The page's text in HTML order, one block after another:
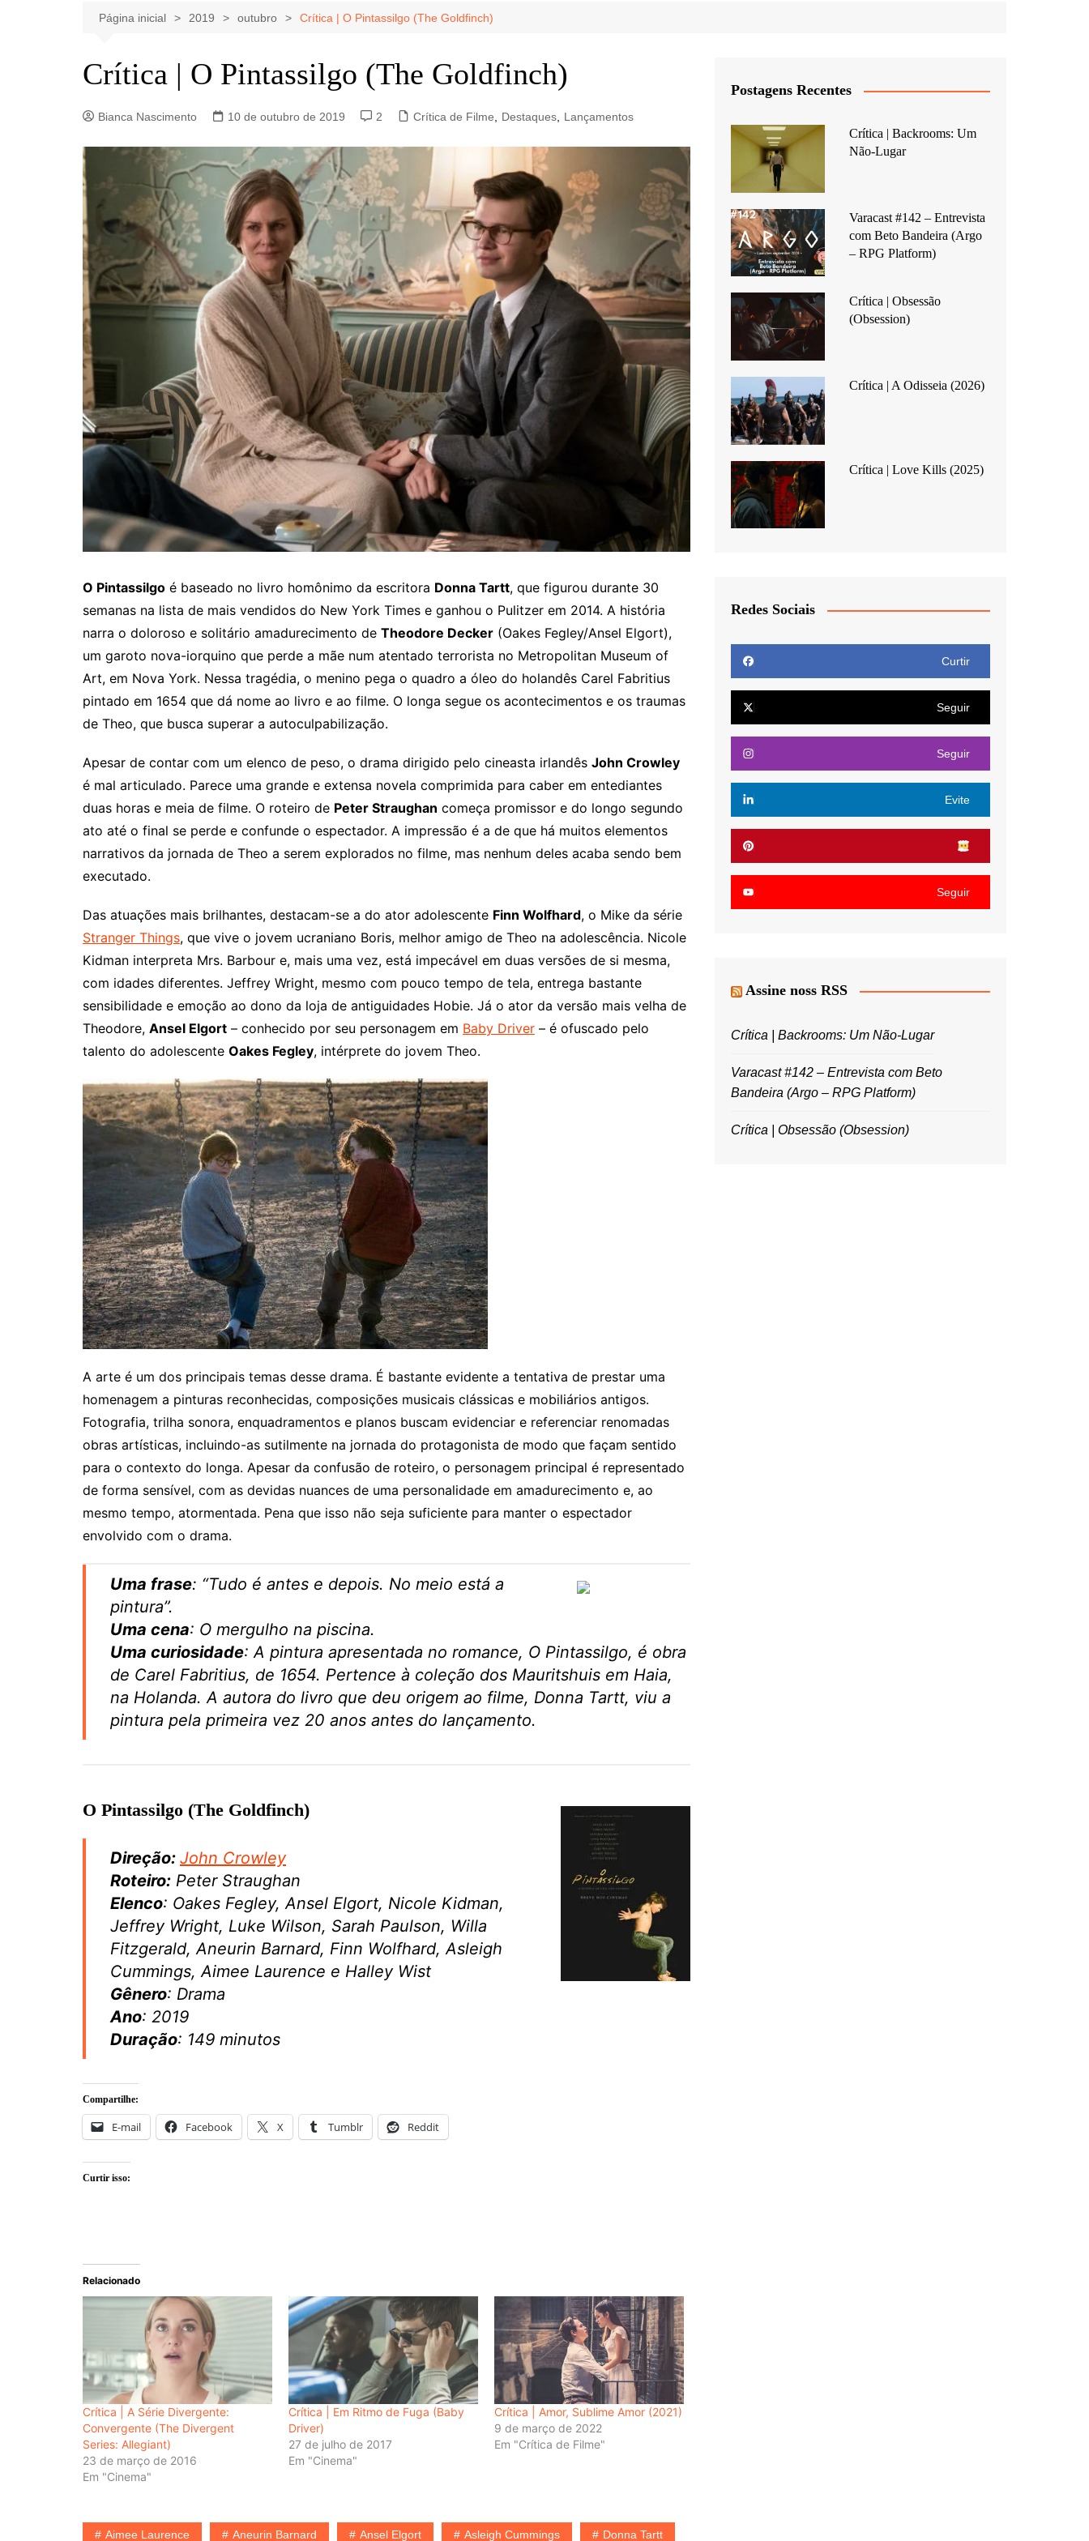
Celebridades
Música
Notícias
Clássicos
Livros
Game ReviewRadiola Torresmo
Umbivis
Página inicial 2019 outubro Crítica | O Pintassilgo (The Goldfinch)
Crítica | O Pintassilgo (The Goldfinch)
Bianca Nascimento 10 de outubro de 2019 2 Crítica de Filme Destaques Lançamentos
O Pintassilgo é baseado no livro homônimo da escritora Donna Tartt, que figurou durante 30
semanas na lista de mais vendidos do New York Times e ganhou o Pulitzer em 2014. A história
narra o doloroso e solitário amadurecimento de Theodore Decker (Oakes Fegley/Ansel Elgort),
um garoto nova-iorquino que perde a mãe num atentado terrorista no Metropolitan Museum of
Art, em Nova York. Nessa tragédia, o menino pega o quadro a óleo do holandês Carel Fabritius
pintado em 1654 que dá nome ao livro e ao filme. O longa segue os acontecimentos e os traumas
de Theo, que busca superar a autoculpabilização.
Apesar de contar com um elenco de peso, o drama dirigido pelo cineasta irlandês John Crowley
é mal articulado. Parece uma grande e extensa novela comprimida para caber em entediantes
duas horas e meia de filme. O roteiro de Peter Straughan começa promissor e do longo segundo
ato até o final se perde e confunde o espectador. A impressão é a de que há muitos elementos
narrativos da jornada de Theo a serem explorados no filme, mas nenhum deles acaba sendo bem
executado.
Das atuações mais brilhantes, destacam-se a do ator adolescente Finn Wolfhard, o Mike da série
Stranger Things, que vive o jovem ucraniano Boris, melhor amigo de Theo na adolescência. Nicole
Kidman interpreta Mrs. Barbour e, mais uma vez, está impecável em duas versões de si mesma,
com idades diferentes. Jeffrey Wright, mesmo com pouco tempo de tela, entrega bastante
sensibilidade e emoção ao dono da loja de antiguidades Hobie. Já o ator da versão mais velha de
Theodore, Ansel Elgort – conhecido por seu personagem em Baby Driver – é ofuscado pelo
talento do adolescente Oakes Fegley, intérprete do jovem Theo.
A arte é um dos principais temas desse drama. É bastante evidente a tentativa de prestar uma
homenagem a pinturas reconhecidas, composições musicais clássicas e mobiliários antigos.
Fotografia, trilha sonora, enquadramentos e planos buscam evidenciar e referenciar renomadas
obras artísticas, incluindo-as sutilmente na jornada do protagonista de modo que façam sentido
para o contexto do longa. Apesar da confusão de roteiro, o personagem principal é representado
de forma sensível, com as devidas nuances de uma personalidade em amadurecimento e, ao
mesmo tempo, atormentada. Pena que isso não seja suficiente para manter o espectador
envolvido com o drama.
Uma frase: “Tudo é antes e depois. No meio está a
pintura”.
Uma cena: O mergulho na piscina.
Uma curiosidade: A pintura apresentada no romance, O Pintassilgo, é obra
de Carel Fabritius, de 1654. Pertence à coleção dos Mauritshuis em Haia,
na Holanda. A autora do livro que deu origem ao filme, Donna Tartt, viu a
pintura pela primeira vez 20 anos antes do lançamento.
O Pintassilgo (The Goldfinch)
Direção: John Crowley
Roteiro: Peter Straughan
Elenco: Oakes Fegley, Ansel Elgort, Nicole Kidman,
Jeffrey Wright, Luke Wilson, Sarah Paulson, Willa
Fitzgerald, Aneurin Barnard, Finn Wolfhard, Asleigh
Cummings, Aimee Laurence e Halley Wist
Gênero: Drama
Ano: 2019
Duração: 149 minutos
Compartilhe:
E-mail Facebook X Tumblr Reddit
Curtir isso:
Relacionado
Crítica | A Série Divergente:
Convergente (The Divergent
Series: Allegiant)
23 de março de 2016
Em "Cinema"
Crítica | Em Ritmo de Fuga (Baby
Driver)
27 de julho de 2017
Em "Cinema"
Crítica | Amor, Sublime Amor (2021)
9 de março de 2022
Em "Crítica de Filme"
Aimee Laurence Aneurin Barnard Ansel Elgort Asleigh Cummings Donna Tartt
Postagens Recentes
Crítica | Backrooms: Um
Não-Lugar
Varacast #142 – Entrevista
com Beto Bandeira (Argo
– RPG Platform)
Crítica | Obsessão
(Obsession)
Crítica | A Odisseia (2026)
Crítica | Love Kills (2025)
Redes Sociais
Curtir
Seguir
Seguir
Evite
Seguir
Assine noss RSS
Crítica | Backrooms: Um Não-Lugar
Varacast #142 – Entrevista com Beto
Bandeira (Argo – RPG Platform)
Crítica | Obsessão (Obsession)